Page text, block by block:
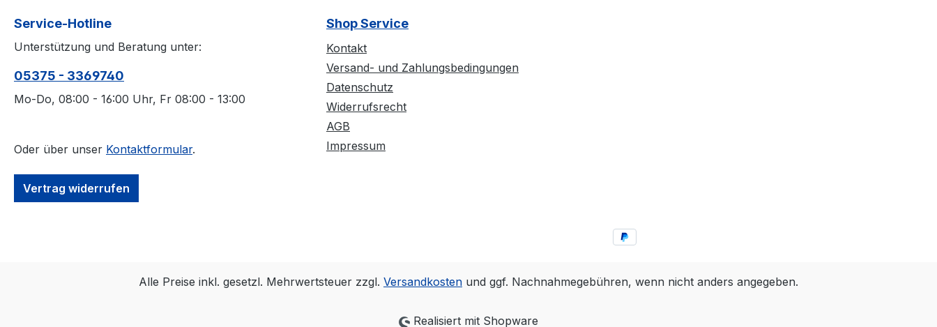
Service-Hotline
Unterstützung und Beratung unter:
05375 - 3369740
Mo-Do, 08:00 - 16:00 Uhr, Fr 08:00 - 13:00
Oder über unser Kontaktformular.
Vertrag widerrufen
Shop Service
Kontakt
Versand- und Zahlungsbedingungen
Datenschutz
Widerrufsrecht
AGB
Impressum
Alle Preise inkl. gesetzl. Mehrwertsteuer zzgl. Versandkosten und ggf. Nachnahmegebühren, wenn nicht anders angegeben.
Realisiert mit Shopware